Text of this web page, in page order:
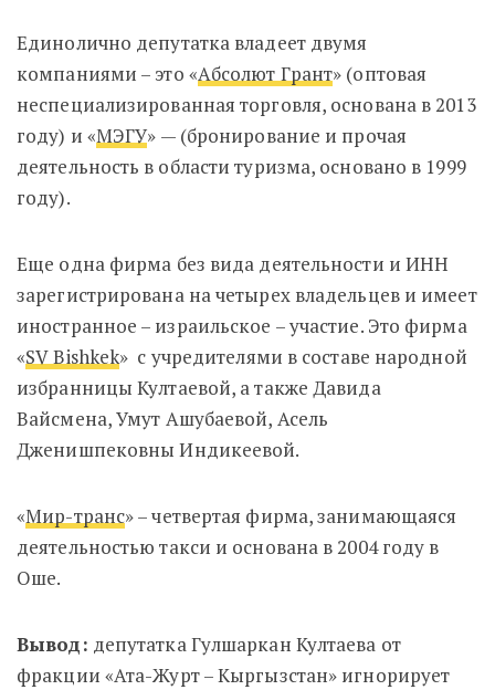
Единолично депутатка владеет двумя
компаниями – это «Абсолют Грант» (оптовая
неспециализированная торговля, основана в 2013
году) и «МЭГУ» — (бронирование и прочая
деятельность в области туризма, основано в 1999
году).
Еще одна фирма без вида деятельности и ИНН
зарегистрирована на четырех владельцев и имеет
иностранное – израильское – участие. Это фирма
«SV Bishkek» с учредителями в составе народной
избранницы Култаевой, а также Давида
Вайсмена, Умут Ашубаевой, Асель
Дженишпековны Индикеевой.
«Мир-транс» – четвертая фирма, занимающаяся
деятельностью такси и основана в 2004 году в
Оше.
Вывод: депутатка Гулшаркан Култаева от
фракции «Ата-Журт – Кыргызстан» игнорирует